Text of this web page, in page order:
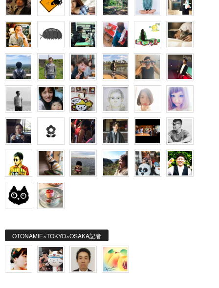
OTONAMIE×TOKYO×OSAKA記者